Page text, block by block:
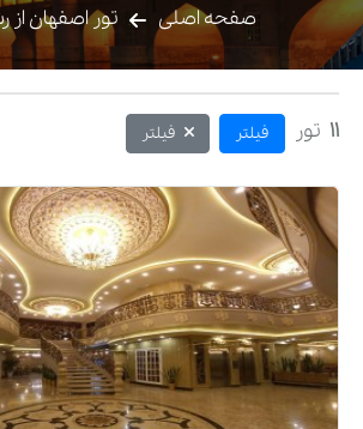
صفحه اصلی تور اصفهان
11 تور فیلتر فیلتر